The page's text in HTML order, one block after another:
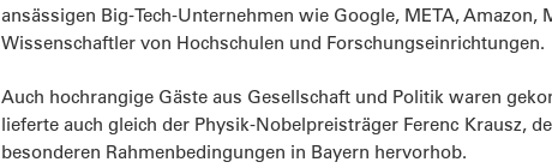
ansässigen Big-Tech-Unternehmen wie Google, META,
Wissenschaftler von Hochschulen und Forschungseinrichtungen.
Auch hochrangige Gäste aus Gesellschaft und Politik waren
lieferte auch gleich der Physik-Nobelpreisträger Ferenc Krausz,
besonderen Rahmenbedingungen in Bayern hervorhob.